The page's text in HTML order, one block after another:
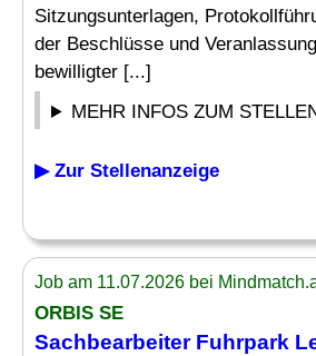
Sitzungsunterlagen,
der Beschlüsse und
bewilligter [...]
MEHR INFOS ZUM
▶ Zur Stellenanzeige
Job am 11.07.2026 bei
ORBIS SE
SachbearbeiterFuhrpark